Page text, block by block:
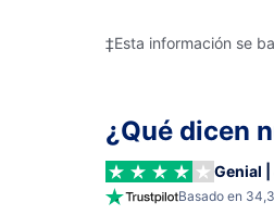
‡Esta información se
¿Qué dicen
Genial
Basado en